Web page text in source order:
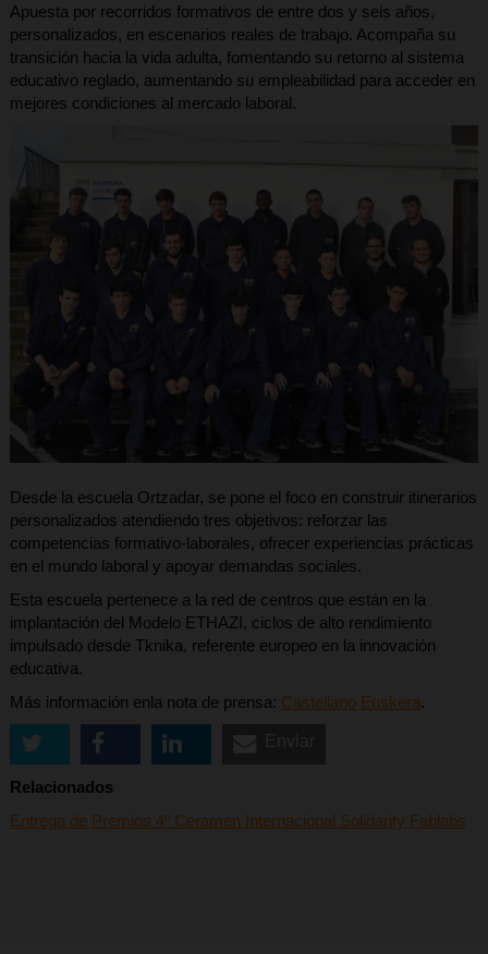
Apuesta por recorridos formativos de entre dos y seis años,
personalizados, en escenarios reales de trabajo. Acompaña su
transición hacia la vida adulta, fomentando su retorno al sistema
educativo reglado, aumentando su empleabilidad para acceder en
mejores condiciones al mercado laboral.
Desde la escuela Ortzadar, se pone el foco en construir itinerarios
personalizados atendiendo tres objetivos: reforzar las
competencias formativo-laborales, ofrecer experiencias prácticas
en el mundo laboral y apoyar demandas sociales.
Esta escuela pertenece a la red de centros que están en la
implantación del Modelo ETHAZI, ciclos de alto rendimiento
impulsado desde Tknika, referente europeo en la innovación
educativa.
Más información enla nota de prensa: Castellano Euskera.
Relacionados
Entrega de Premios 4º Ceramen Internacional Solidarity Fablabs